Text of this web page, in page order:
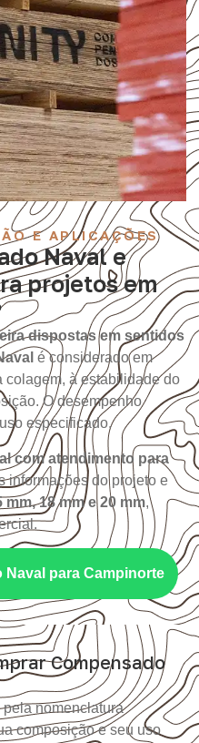
E APLICAÇÕES
Naval e
projetos em
dispostas em sentidos
é considerado em
colagem, à estabilidade do
O desempenho
especificado.
com atendimento para
informações do projeto e
mm, 18 mm e 20 mm,
para Campinorte
Compensado
nomenclatura
composição e seu uso